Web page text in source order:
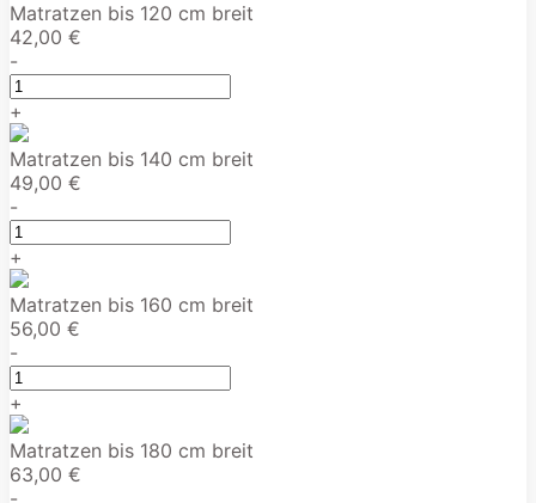
Matratzen bis 120 cm breit
42,00 €
-
+
Matratzen bis 140 cm breit
49,00 €
-
+
Matratzen bis 160 cm breit
56,00 €
-
+
Matratzen bis 180 cm breit
63,00 €